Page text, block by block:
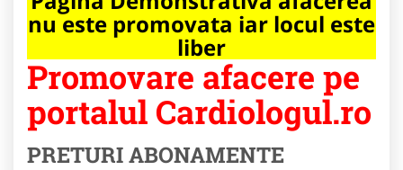
nu este promovata iar locul este
liber
Promovare afacere pe
portalul Cardiologul.ro
PRETURI ABONAMENTE